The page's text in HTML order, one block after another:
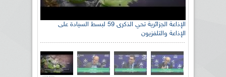
الإذاعة الجزائرية تحي الذكرى 59 لبسط السيادة على
الإذاعة والتلفزيون